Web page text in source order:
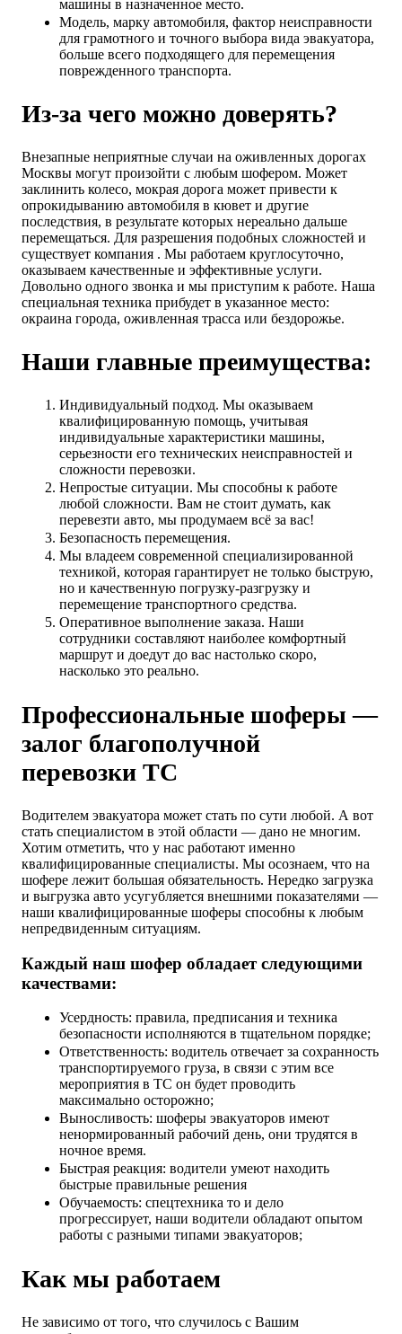
машины в назначенное место.
Модель, марку автомобиля, фактор неисправности
для грамотного и точного выбора вида эвакуатора,
больше всего подходящего для перемещения
поврежденного транспорта.
Из-за чего можно доверять?
Внезапные неприятные случаи на оживленных дорогах
Москвы могут произойти с любым шофером. Может
заклинить колесо, мокрая дорога может привести к
опрокидыванию автомобиля в кювет и другие
последствия, в результате которых нереально дальше
перемещаться. Для разрешения подобных сложностей и
существует компания . Мы работаем круглосуточно,
оказываем качественные и эффективные услуги.
Довольно одного звонка и мы приступим к работе. Наша
специальная техника прибудет в указанное место:
окраина города, оживленная трасса или бездорожье.
Наши главные преимущества:
Индивидуальный подход. Мы оказываем
квалифицированную помощь, учитывая
индивидуальные характеристики машины,
серьезности его технических неисправностей и
сложности перевозки.
Непростые ситуации. Мы способны к работе
любой сложности. Вам не стоит думать, как
перевезти авто, мы продумаем всё за вас!
Безопасность перемещения.
Мы владеем современной специализированной
техникой, которая гарантирует не только быструю,
но и качественную погрузку-разгрузку и
перемещение транспортного средства.
Оперативное выполнение заказа. Наши
сотрудники составляют наиболее комфортный
маршрут и доедут до вас настолько скоро,
насколько это реально.
Профессиональные шоферы —
залог благополучной
перевозки ТС
Водителем эвакуатора может стать по сути любой. А вот
стать специалистом в этой области — дано не многим.
Хотим отметить, что у нас работают именно
квалифицированные специалисты. Мы осознаем, что на
шофере лежит большая обязательность. Нередко загрузка
и выгрузка авто усугубляется внешними показателями —
наши квалифицированные шоферы способны к любым
непредвиденным ситуациям.
Каждый наш шофер обладает следующими
качествами:
Усердность: правила, предписания и техника
безопасности исполняются в тщательном порядке;
Ответственность: водитель отвечает за сохранность
транспортируемого груза, в связи с этим все
мероприятия в ТС он будет проводить
максимально осторожно;
Выносливость: шоферы эвакуаторов имеют
ненормированный рабочий день, они трудятся в
ночное время.
Быстрая реакция: водители умеют находить
быстрые правильные решения
Обучаемость: спецтехника то и дело
прогрессирует, наши водители обладают опытом
работы с разными типами эвакуаторов;
Как мы работаем
Не зависимо от того, что случилось с Вашим